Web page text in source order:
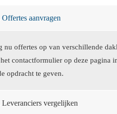
Offertes aanvragen
nu offertes op van verschillende
contactformulier op deze pagina
opdracht te geven.
Leveranciers vergelijken